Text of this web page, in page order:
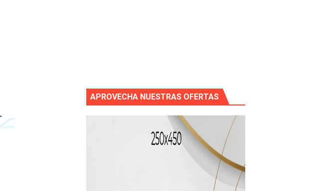
de un acuerdo diplomático entre EEUU e Irán, tras la cancelación de un ataque.
con el lanzamiento de “Cosas Locas”
APROVECHA NUESTRAS OFERTAS